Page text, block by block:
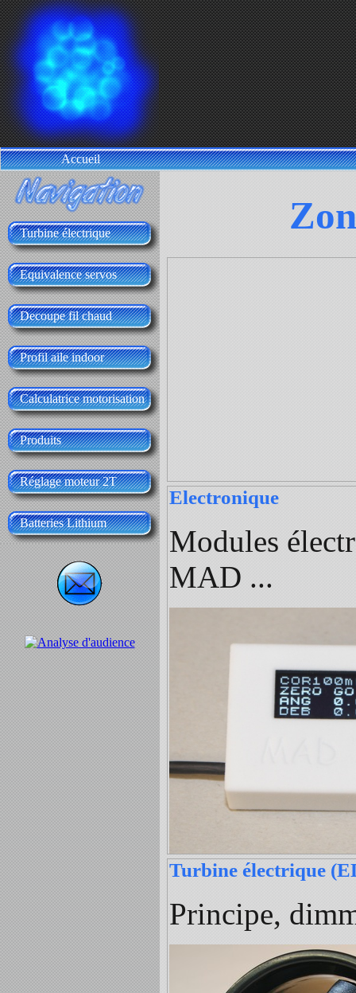
Accueil
Turbine électrique
Equivalence servos
Decoupe fil chaud
Profil aile indoor
Calculatrice motorisation
Produits
Réglage moteur 2T
Batteries Lithium
Electronique
Modules
MAD ...
Turbine électrique
Principe,